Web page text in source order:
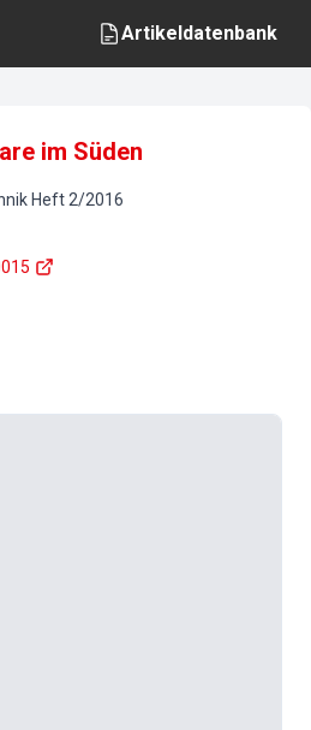
Artikeldatenbank
im Süden
Heft 2/2016